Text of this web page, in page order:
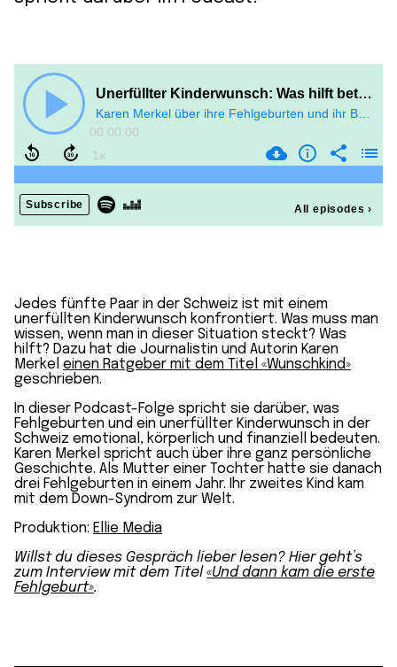
Jedes fünfte Paar in der Schweiz ist mit einem
unerfüllten Kinderwunsch konfrontiert. Was muss man
wissen, wenn man in dieser Situation steckt? Was
hilft? Dazu hat die Journalistin und Autorin Karen
Merkel einen Ratgeber mit dem Titel «Wunschkind»
geschrieben.
In dieser Podcast-Folge spricht sie darüber, was
Fehlgeburten und ein unerfüllter Kinderwunsch in der
Schweiz emotional, körperlich und finanziell bedeuten.
Karen Merkel spricht auch über ihre ganz persönliche
Geschichte. Als Mutter einer Tochter hatte sie danach
drei Fehlgeburten in einem Jahr. Ihr zweites Kind kam
mit dem Down-Syndrom zur Welt.
Produktion: Ellie Media
Willst du dieses Gespräch lieber lesen? Hier geht’s
zum Interview mit dem Titel «Und dann kam die erste
Fehlgeburt».